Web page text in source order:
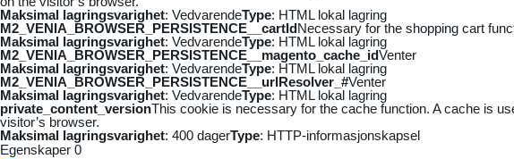
Maksimal lagringsvarighet: VedvarendeType: HTML lokal lagring
M2_VENIA_BROWSER_PERSISTENCE__cartIdNecessary for the shopping cart
Maksimal lagringsvarighet: VedvarendeType: HTML lokal lagring
M2_VENIA_BROWSER_PERSISTENCE__magento_cache_idVenter
Maksimal lagringsvarighet: VedvarendeType: HTML lokal lagring
M2_VENIA_BROWSER_PERSISTENCE__urlResolver_#Venter
Maksimal lagringsvarighet: VedvarendeType: HTML lokal lagring
private_content_versionThis cookie is necessary for the cache function. A cache is
visitor’s browser.
Maksimal lagringsvarighet: 400 dagerType: HTTP-informasjonskapsel
Egenskaper 0